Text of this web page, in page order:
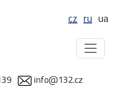
cz ru ua
info@132.cz